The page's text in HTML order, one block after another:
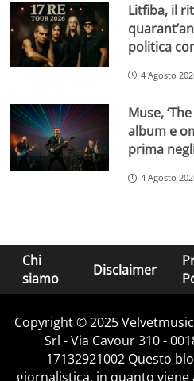
Litfiba, il
politica
4 Agosto
Muse,
album e
prima
4 Agosto
Chi
siamo
Disclaimer
Copyright © 2025
Srl - Via Cavour 310 -
17132921002 Questo
giornalistica, in quanto